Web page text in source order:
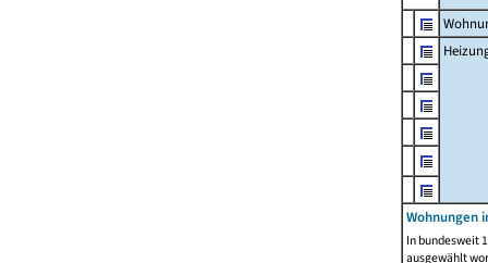
Wohnungen
In bundesweit
ausgewählt